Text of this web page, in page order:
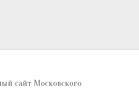
сайт Московского